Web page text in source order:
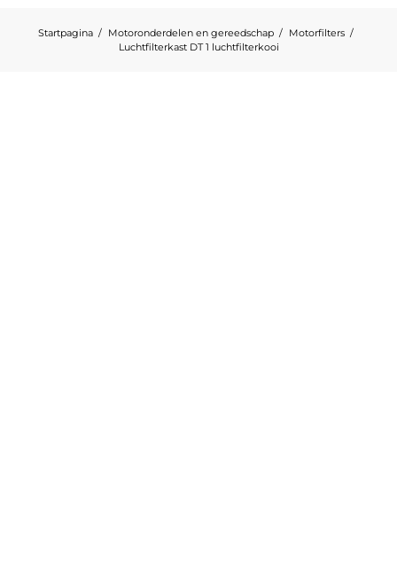
Startpagina Motoronderdelen en gereedschap
Motorfilters
Luchtfilterkast DT 1 luchtfilterkooi